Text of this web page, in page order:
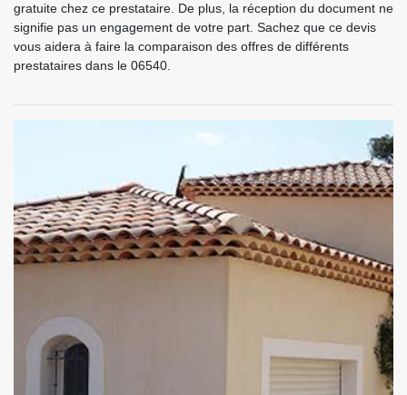
gratuite chez ce prestataire. De plus, la réception du document ne
signifie pas un engagement de votre part. Sachez que ce devis
vous aidera à faire la comparaison des offres de différents
prestataires dans le 06540.